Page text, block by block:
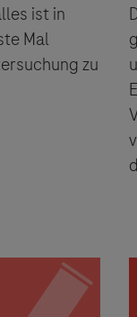
ist in
Mal
zu